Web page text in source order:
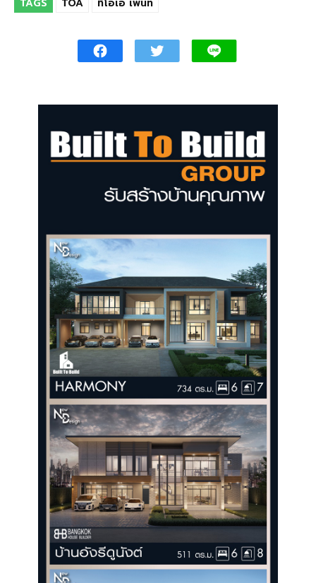
TAGS TOA ทีโอเอ เพ้นท์